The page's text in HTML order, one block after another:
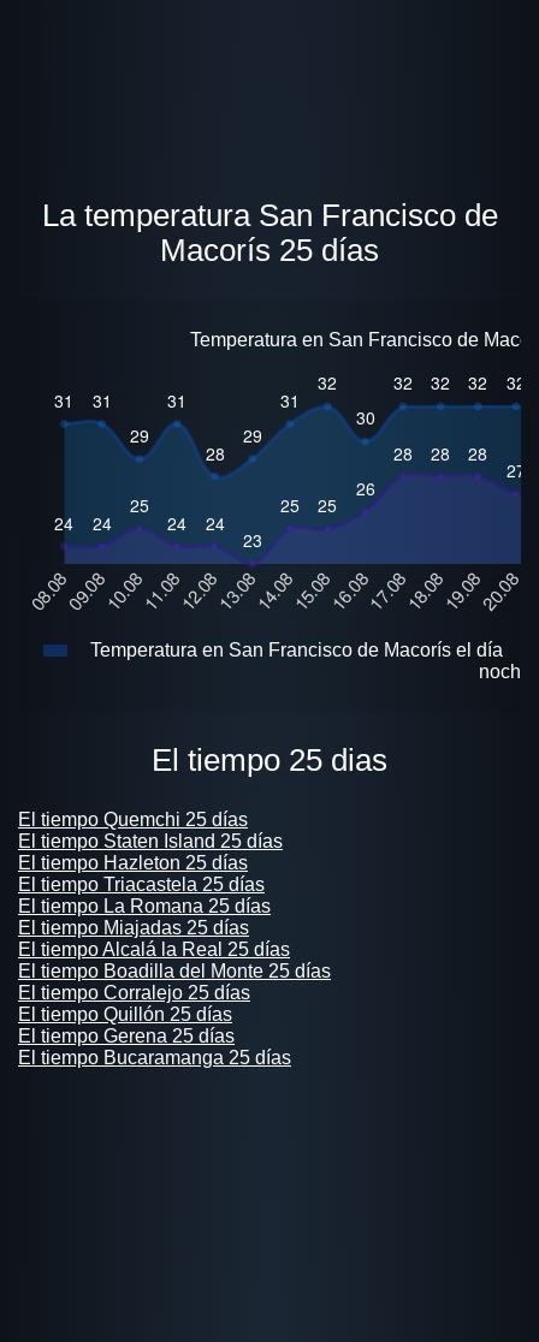
La temperatura San Francisco de
Macorís 25 días
Temperatura en San Francisco de
Temperatura en San Francisco de Macorís el día
noche
El tiempo 25 dias
El tiempo Quemchi 25 días
El tiempo Staten Island 25 días
El tiempo Hazleton 25 días
El tiempo Triacastela 25 días
El tiempo La Romana 25 días
El tiempo Miajadas 25 días
El tiempo Alcalá la Real 25 días
El tiempo Boadilla del Monte 25 días
El tiempo Corralejo 25 días
El tiempo Quillón 25 días
El tiempo Gerena 25 días
El tiempo Bucaramanga 25 días